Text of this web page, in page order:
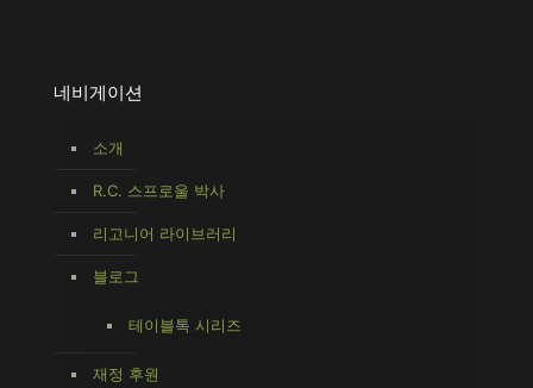
네비게이션
소개
R.C. 스프로울 박사
리고니어 라이브러리
블로그
테이블톡 시리즈
재정 후원